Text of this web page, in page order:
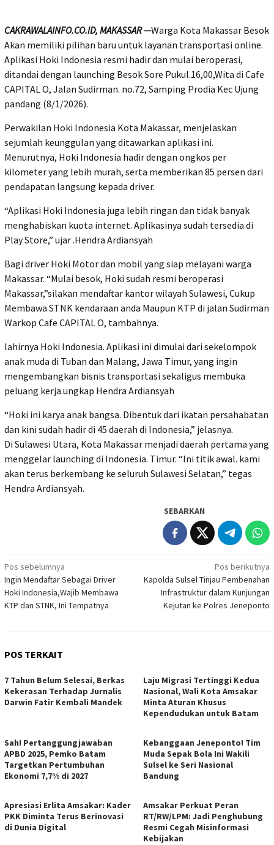
CAKRAWALAINFO.CO.ID, MAKASSAR —Warga Kota Makassar Besok
Akan memiliki pilihan baru untuk layanan transportasi online.
Aplikasi Hoki Indonesia resmi hadir dan mulai beroperasi,
ditandai dengan launching Besok Sore Pukul.16,00,Wita di Cafe
CAPITAL O, Jalan Sudirman. no.72, Samping Prodia Kec Ujung
pandang (8/1/2026).
Perwakilan Hoki Indonesia Kota Makassar, menjelaskan
sejumlah keunggulan yang ditawarkan aplikasi ini.
Menurutnya, Hoki Indonesia hadir dengan ongkos per
kilometer yang lebih murah, serta memberikan 85 persen dari
pendapatan langsung kepada driver.
“Aplikasi Hoki Indonesia juga lebih ringan dan tidak banyak
menghabiskan kuota internet. Aplikasinya sudah tersedia di
Play Store,” ujar .Hendra Ardiansyah
Bagi driver Hoki Motor dan mobil yang siap melayani warga
Makassar. “Mulai besok, Hoki sudah resmi beroperasi
Makassar,”silakan mendaftar kantor wilayah Sulawesi, Cukup
Membawa STNK kendaraan anda Maupun KTP di jalan Sudirman
Warkop Cafe CAPITAL O, tambahnya.
lahirnya Hoki Indonesia. Aplikasi ini dimulai dari sekelompok
anak muda di Tuban dan Malang, Jawa Timur, yang ingin
mengembangkan bisnis transportasi sekaligus membuka
peluang kerja.ungkap Hendra Ardiansyah
“Hoki ini karya anak bangsa. Dibentuk dari ikatan persahabatan
dan kini sudah hadir di 45 daerah di Indonesia,” jelasnya.
Di Sulawesi Utara, Kota Makassar menjadi daerah pertama yang
menggelar launching di Indonesia. Timur. “Ini titik awal. kami
akan terus berkembang ke seluruh Sulawesi Selatan,” tegas
Hendra Ardiansyah.
SEBARKAN
Navigasi
pos
Pos sebelumnya
Ingin Mendaftar Sebagai Driver
Hoki Indonesia,Wajib Membawa
KTP dan STNK, Ini Tempatnya
Pos berikutnya
Kapolda Sulsel Tinjau Pembenahan
Infrastruktur dalam Kunjungan
Kejutan ke Polres Jeneponto
POS TERKAIT
7 Tahun Belum Selesai, Berkas
Kekerasan Terhadap Jurnalis
Darwin Fatir Kembali Mandek
Laju Migrasi Tertinggi Kedua
Nasional, Wali Kota Amsakar
Minta Aturan Khusus
Kependudukan untuk Batam
Sah! Pertanggungjawaban
APBD 2025, Pemko Batam
Targetkan Pertumbuhan
Ekonomi 7,7% di 2027
Kebanggaan Jeneponto! Tim
Muda Sepak Bola Ini Wakili
Sulsel ke Seri Nasional
Bandung
Apresiasi Erlita Amsakar: Kader
PKK Diminta Terus Berinovasi
di Dunia Digital
Amsakar Perkuat Peran
RT/RW/LPM: Jadi Penghubung
Resmi Cegah Misinformasi
Kebijakan